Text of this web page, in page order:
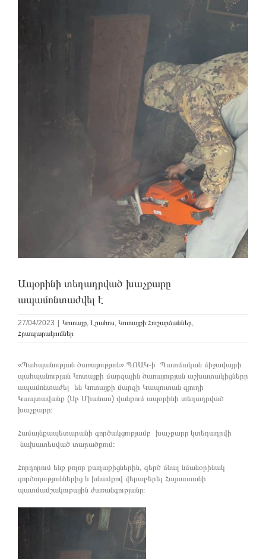
Ապօրինի տեղադրված խաչքարը
ապամոնտաժվել է
27/04/2023 Կոտայք, Լրահոս, Կոտայքի Հուշարձաններ,
Հրապարակումներ
«Պահպանության ծառայություն» ՊՈԱԿ-ի Պատմական միջավայրի
պահպանության Կոտայքի մարզային ծառայության աշխատակիցները
ապամոնտաժել են Կոտայքի մարզի Կապուտան գյուղի
Կապտավանք (Սբ Միանաս) վանքում ապօրինի տեղադրված
խաչքարը։
Համայնքապետարանի գործակցությամբ խաչքարը կտեղադրվի
նախատեսված տարածքում։
Հորդորում ենք բոլոր քաղաքիցներին, զերծ մնալ նմանօրինակ
գործողություններից և խնամքով վերաբերել Հայաստանի
պատմամշակութային ժառանգությանը։